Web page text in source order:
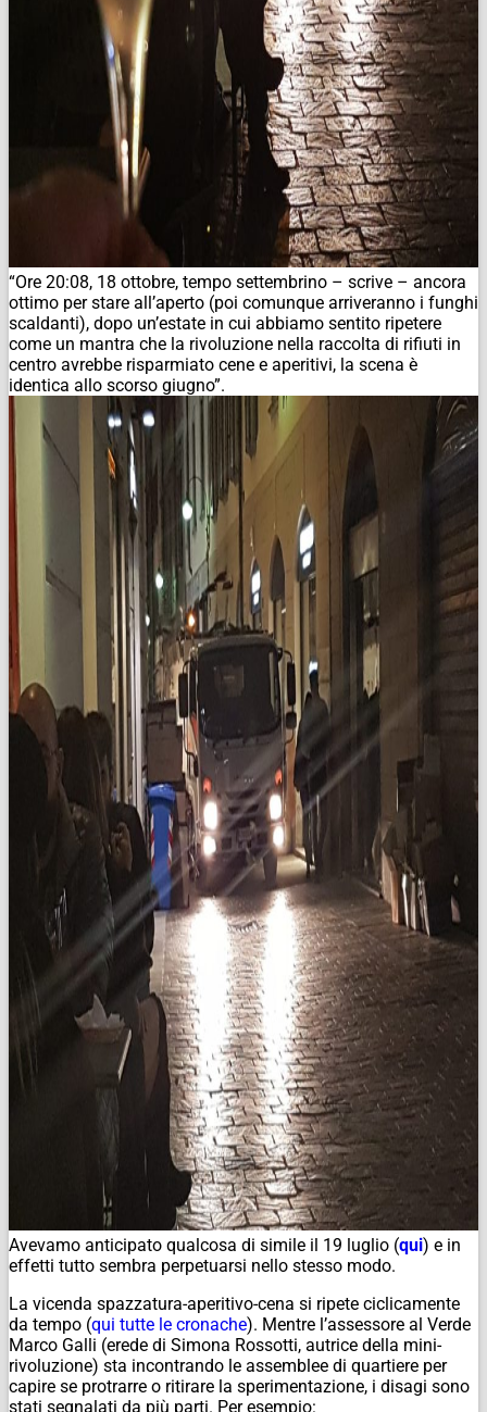
“Ore 20:08, 18 ottobre, tempo settembrino – scrive – ancora
ottimo per stare all’aperto (poi comunque arriveranno i funghi
scaldanti), dopo un’estate in cui abbiamo sentito ripetere
come un mantra che la rivoluzione nella raccolta di rifiuti in
centro avrebbe risparmiato cene e aperitivi, la scena è
identica allo scorso giugno”.
Avevamo anticipato qualcosa di simile il 19 luglio (qui) e in
effetti tutto sembra perpetuarsi nello stesso modo.
La vicenda spazzatura-aperitivo-cena si ripete ciclicamente
da tempo (qui tutte le cronache). Mentre l’assessore al Verde
Marco Galli (erede di Simona Rossotti, autrice della mini-
rivoluzione) sta incontrando le assemblee di quartiere per
capire se protrarre o ritirare la sperimentazione, i disagi sono
stati segnalati da più parti. Per esempio: